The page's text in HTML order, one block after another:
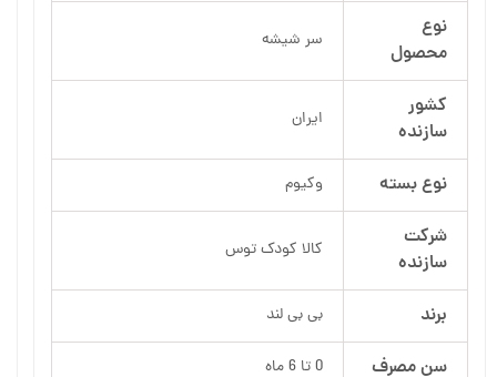
نوع
محصول
سر شیشه
کشور
سازنده
ایران
نوع بسته وکیوم
شرکت
سازنده
کالا کودک توس
برند بی بی لند
سن مصرف 0 تا 6 ماه